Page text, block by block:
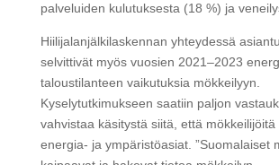
palveluiden kulutuksesta (18 %) ja
Hiilijalanjälkilaskennan yhteydessä
selvittivät myös vuosien 2021–2023
taloustilanteen vaikutuksia mökkeilyyn.
Kyselytutkimukseen saatiin paljon
vahvistaa käsitystä siitä, että
energia- ja ympäristöasiat. ”Suomalaiset